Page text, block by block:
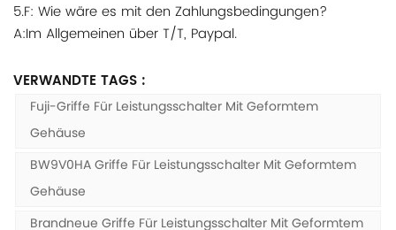
5.F: Wie wäre es mit den Zahlungsbedingungen?
A:Im Allgemeinen über T/T, Paypal.
VERWANDTE TAGS :
Fuji-Griffe Für Leistungsschalter Mit Geformtem
Gehäuse
BW9V0HA Griffe Für Leistungsschalter Mit Geformtem
Gehäuse
Brandneue Griffe Für Leistungsschalter Mit Geformtem